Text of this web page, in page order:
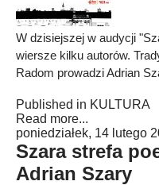
W dzisiejszej w audycji
wiersze kilku autorów.
Radom prowadzi Adrian
Published in KULTURA
Read more...
poniedziałek, 14 lutego
Szara strefa
Adrian Szary